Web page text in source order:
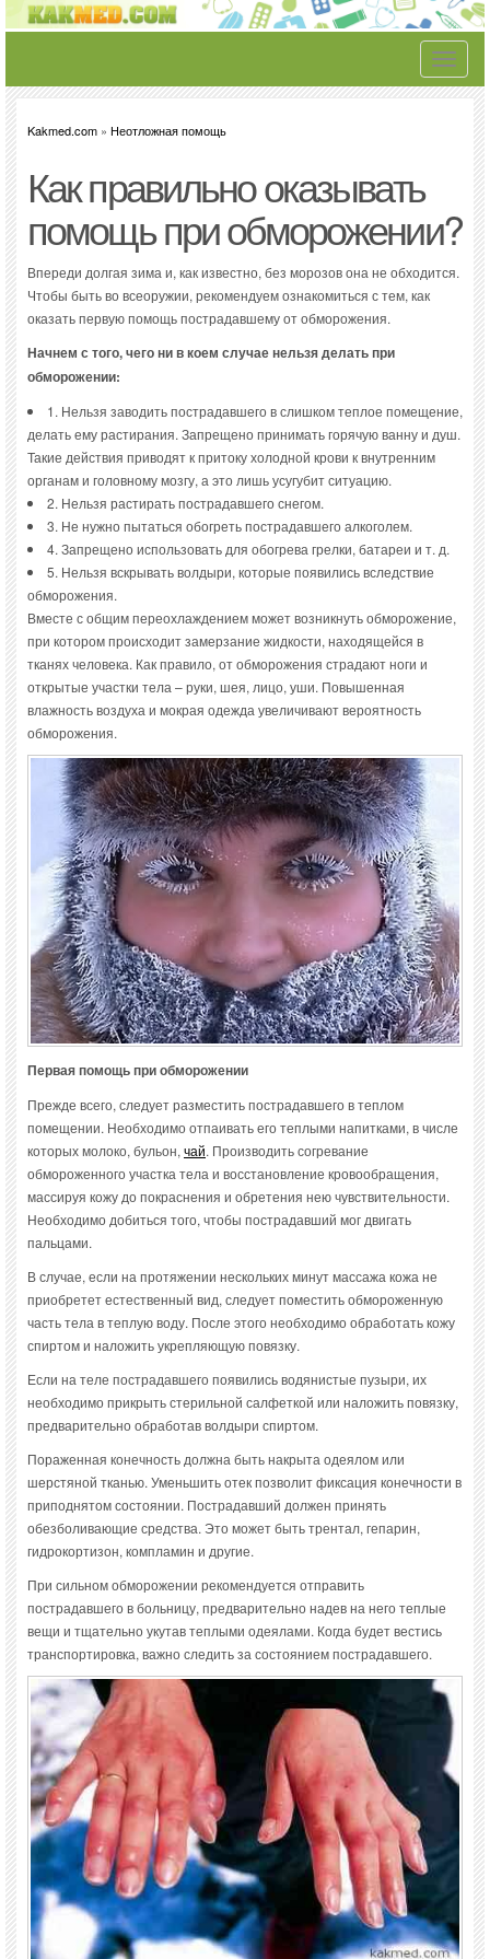
Toggle
Kakmed.com » Неотложная помощь
Как правильно оказывать
помощь при обморожении?
Впереди долгая зима и, как известно, без морозов она не обходится.
Чтобы быть во всеоружии, рекомендуем ознакомиться с тем, как
оказать первую помощь пострадавшему от обморожения.
Начнем с того, чего ни в коем случае нельзя делать при
обморожении:
1. Нельзя заводить пострадавшего в слишком теплое помещение,
делать ему растирания. Запрещено принимать горячую ванну и душ.
Такие действия приводят к притоку холодной крови к внутренним
органам и головному мозгу, а это лишь усугубит ситуацию.
2. Нельзя растирать пострадавшего снегом.
3. Не нужно пытаться обогреть пострадавшего алкоголем.
4. Запрещено использовать для обогрева грелки, батареи и т. д.
5. Нельзя вскрывать волдыри, которые появились вследствие
обморожения.
Вместе с общим переохлаждением может возникнуть обморожение,
при котором происходит замерзание жидкости, находящейся в
тканях человека. Как правило, от обморожения страдают ноги и
открытые участки тела – руки, шея, лицо, уши. Повышенная
влажность воздуха и мокрая одежда увеличивают вероятность
обморожения.
Первая помощь при обморожении
Прежде всего, следует разместить пострадавшего в теплом
помещении. Необходимо отпаивать его теплыми напитками, в числе
которых молоко, бульон,чай. Производить согревание
обмороженного участка тела и восстановление кровообращения,
массируя кожу до покраснения и обретения нею чувствительности.
Необходимо добиться того, чтобы пострадавший мог двигать
пальцами.
В случае, если на протяжении нескольких минут массажа кожа не
приобретет естественный вид, следует поместить обмороженную
часть тела в теплую воду. После этого необходимо обработать кожу
спиртом и наложить укрепляющую повязку.
Если на теле пострадавшего появились водянистые пузыри, их
необходимо прикрыть стерильной салфеткой или наложить повязку,
предварительно обработав волдыри спиртом.
Пораженная конечность должна быть накрыта одеялом или
шерстяной тканью. Уменьшить отек позволит фиксация конечности в
приподнятом состоянии. Пострадавший должен принять
обезболивающие средства. Это может быть трентал, гепарин,
гидрокортизон, компламин и другие.
При сильном обморожении рекомендуется отправить
пострадавшего в больницу, предварительно надев на него теплые
вещи и тщательно укутав теплыми одеялами. Когда будет вестись
транспортировка, важно следить за состоянием пострадавшего.